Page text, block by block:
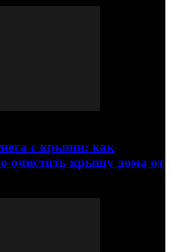
с крыши: как
очистить крышу дома от